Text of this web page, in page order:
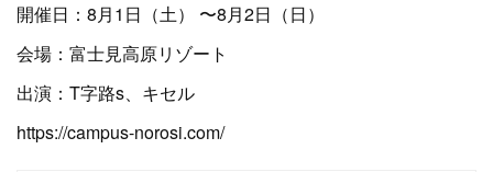
開催日：8月1日（土） 〜8月2日（日）
会場：富士見高原リゾート
出演：T字路s、キセル
https://campus-norosi.com/